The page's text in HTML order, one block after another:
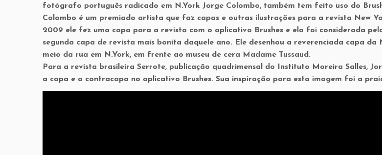
fotógrafo português radicado em N.York Jorge Colombo, também tem feito uso do
Colombo é um premiado artista que faz capas e outras ilustrações para a revista New
2009 ele fez uma capa para a revista com o aplicativo Brushes e ela foi considerada
segunda capa de revista mais bonita daquele ano. Ele desenhou a reverenciada capa da
meio da rua em N.York, em frente ao museu de cera Madame Tussaud.
Para a revista brasileira Serrote, publicação quadrimensal do Instituto Moreira Salles,
a capa e a contracapa no aplicativo Brushes. Sua inspiração para esta imagem foi a